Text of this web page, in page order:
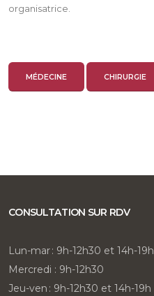
organisatrice.
MÉDECINE CHIRURGIE
CONSULTATION SUR RDV
Lun-mar : 9h-12h30 et 14h-19h
Mercredi : 9h-12h30
Jeu-ven : 9h-12h30 et 14h-19h